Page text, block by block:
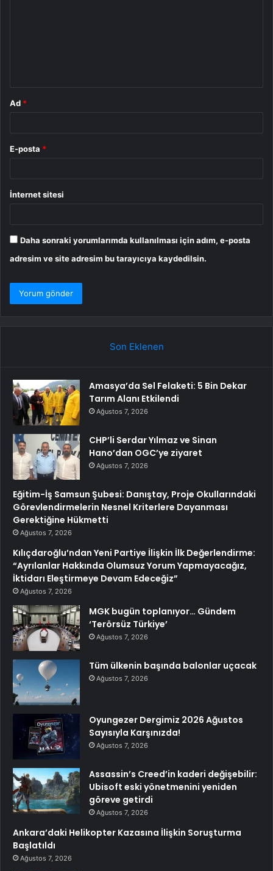
Ad *
E-posta *
İnternet sitesi
Daha sonraki yorumlarımda kullanılması için adım, e-posta
adresim ve site adresim bu tarayıcıya kaydedilsin.
Son Eklenen
Amasya’da Sel Felaketi: 5 Bin Dekar
Tarım Alanı Etkilendi
Ağustos 7, 2026
CHP’li Serdar Yılmaz ve Sinan
Hano’dan OGC’ye ziyaret
Ağustos 7, 2026
Eğitim-İş Samsun Şubesi: Danıştay, Proje Okullarındaki
Görevlendirmelerin Nesnel Kriterlere Dayanması
Gerektiğine Hükmetti
Ağustos 7, 2026
Kılıçdaroğlu’ndan Yeni Partiye İlişkin İlk Değerlendirme:
“Ayrılanlar Hakkında Olumsuz Yorum Yapmayacağız,
İktidarı Eleştirmeye Devam Edeceğiz”
Ağustos 7, 2026
MGK bugün toplanıyor… Gündem
‘Terörsüz Türkiye’
Ağustos 7, 2026
Tüm ülkenin başında balonlar uçacak
Ağustos 7, 2026
Oyungezer Dergimiz 2026 Ağustos
Sayısıyla Karşınızda!
Ağustos 7, 2026
Assassin’s Creed’in kaderi değişebilir:
Ubisoft eski yönetmenini yeniden
göreve getirdi
Ağustos 7, 2026
Ankara’daki Helikopter Kazasına İlişkin Soruşturma
Başlatıldı
Ağustos 7, 2026